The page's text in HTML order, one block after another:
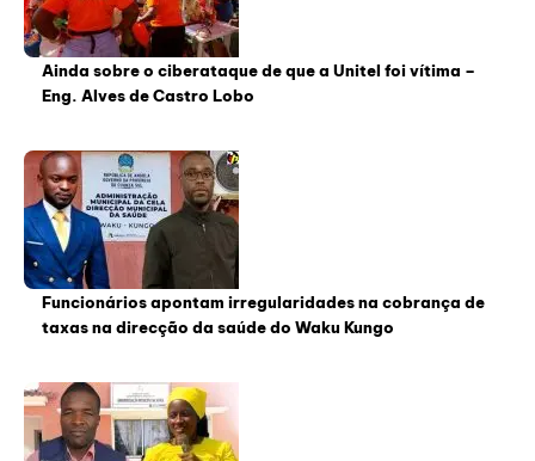
Ainda sobre o ciberataque de que a Unitel foi vítima –
Eng. Alves de Castro Lobo
Funcionários apontam irregularidades na cobrança de
taxas na direcção da saúde do Waku Kungo